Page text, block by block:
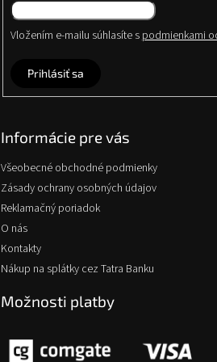
Vložením e-mailu súhlasíte s podmienkami
Prihlásiť sa
Informácie pre vás
Všeobecné obchodné podmienky
Zásady ochrany osobných údajov
Reklamačný poriadok
O nás
Kontakty
Nákup na splátky cez Tatra Banku
Možnosti platby